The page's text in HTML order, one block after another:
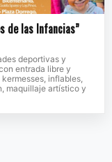
de las Infancias”
deportivas y
entrada libre y
inflables,
maquillaje artístico y